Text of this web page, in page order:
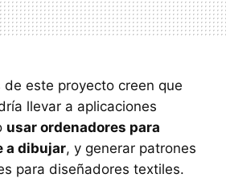
este proyecto creen que
llevar a aplicaciones
usar ordenadores para
a dibujar, y generar patrones
para diseñadores textiles.